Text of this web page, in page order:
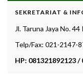
SEKRETARIAT &
Jl. Taruna Jaya No.
Telp/Fax: 021-2147-
HP: 081321892123 /